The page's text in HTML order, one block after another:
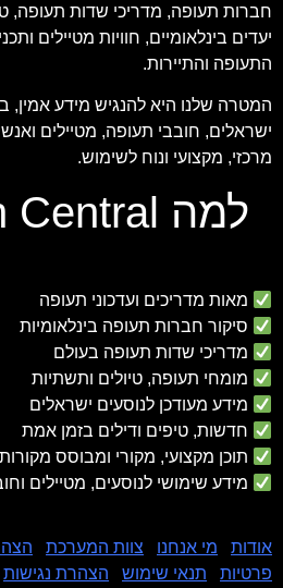
חברות תעופה, מדריכי שדות תעופה,
יעדים בינלאומיים, חוויות מטיילים
התעופה והתיירות.
המטרה שלנו היא להנגיש מידע אמין,
ישראלים, חובבי תעופה, מטיילים
מרכזי, מקצועי ונוח לשימוש.
למה Aviation Central?
מאות מדריכים ועדכוני תעופה
סיקור חברות תעופה בינלאומיות
מדריכי שדות תעופה בעולם
מומחי תעופה, טיולים ותשתיות
מידע מעודכן לנוסעים ישראלים
חדשות, טיפים ודילים בזמן אמת
תוכן מקצועי, מקורי ומבוסס
מידע שימושי לנוסעים, מטיילים
אודות מי אנחנו צוות המערכת
פרטיות
תנאי שימוש הצהרת נגישות